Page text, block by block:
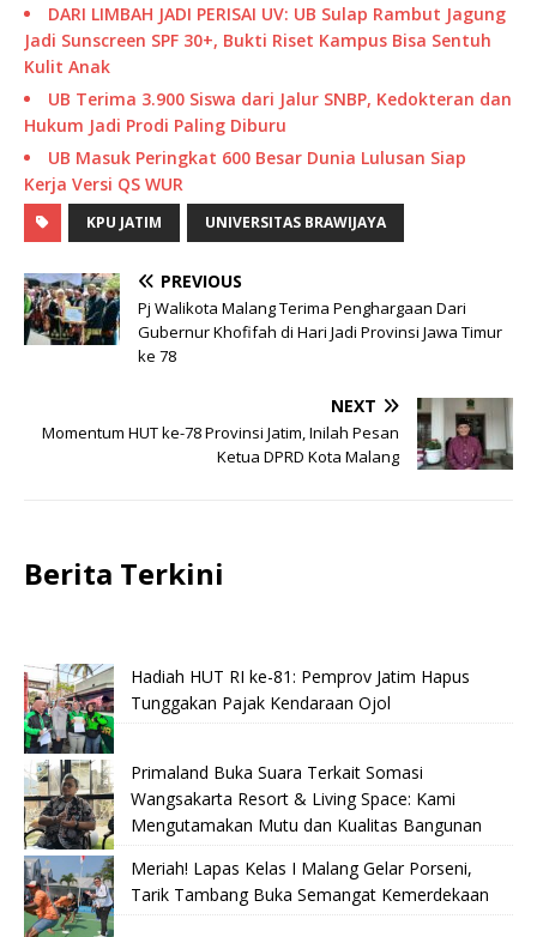
DARI LIMBAH JADI PERISAI UV: UB Sulap Rambut Jagung
Jadi Sunscreen SPF 30+, Bukti Riset Kampus Bisa Sentuh
Kulit Anak
UB Terima 3.900 Siswa dari Jalur SNBP, Kedokteran dan
Hukum Jadi Prodi Paling Diburu
UB Masuk Peringkat 600 Besar Dunia Lulusan Siap
Kerja Versi QS WUR
KPU JATIM UNIVERSITAS BRAWIJAYA
PREVIOUS
Pj Walikota Malang Terima Penghargaan Dari
Gubernur Khofifah di Hari Jadi Provinsi Jawa Timur
ke 78
NEXT
Momentum HUT ke-78 Provinsi Jatim, Inilah Pesan
Ketua DPRD Kota Malang
Berita Terkini
Hadiah HUT RI ke-81: Pemprov Jatim Hapus
Tunggakan Pajak Kendaraan Ojol
Primaland Buka Suara Terkait Somasi
Wangsakarta Resort & Living Space: Kami
Mengutamakan Mutu dan Kualitas Bangunan
Meriah! Lapas Kelas I Malang Gelar Porseni,
Tarik Tambang Buka Semangat Kemerdekaan